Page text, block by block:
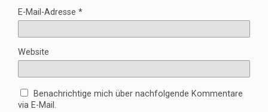
E-Mail-Adresse *
Website
Benachrichtige mich über nachfolgende Kommentare
via E-Mail.